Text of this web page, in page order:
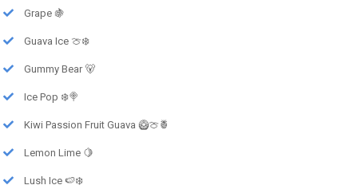
Grape 🍇
Guava Ice 🍈❄️
Gummy Bear 🐻
Ice Pop ❄️🍭
Kiwi Passion Fruit Guava 🥝🍈🍍
Lemon Lime 🍋
Lush Ice 🍉❄️